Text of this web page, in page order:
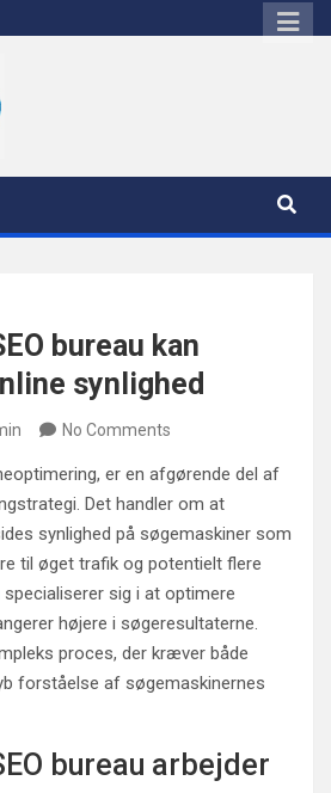
bureau kan
synlighed
No Comments
er en afgørende del af
Det handler om at
synlighed på søgemaskiner som
til øget trafik og potentielt flere
specialiserer sig i at optimere
højere i søgeresultaterne.
proces, der kræver både
forståelse af søgemaskinernes
bureau arbejder